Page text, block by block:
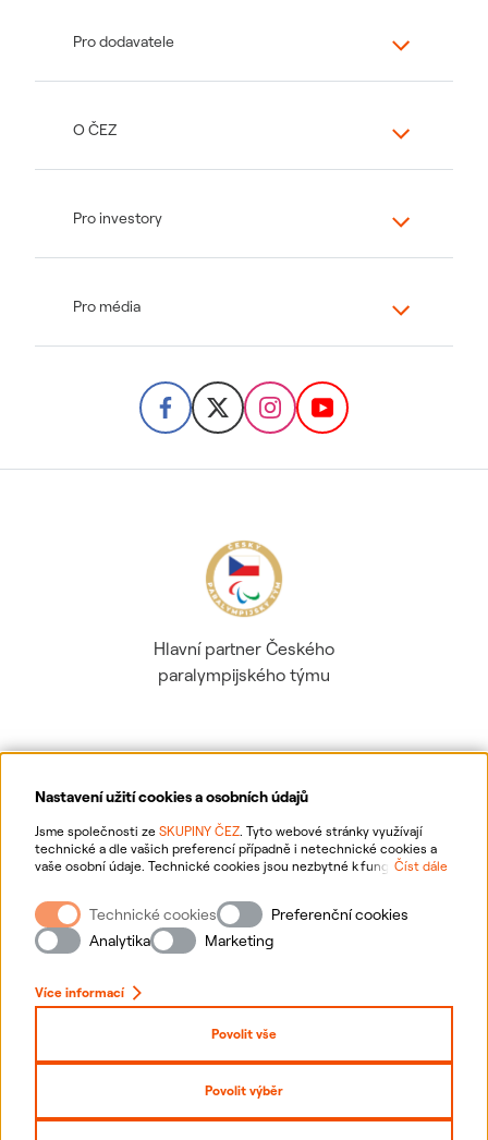
Nastavení užití cookies a osobních údajů
Jsme společnosti ze SKUPINY ČEZ. Tyto webové stránky využívají
technické a dle vašich preferencí případně i netechnické cookies a
vaše osobní údaje. Technické cookies jsou nezbytné k fungování
webové stránky vašim preferencím, k personalizaci reklam a analytice.
Pro sběr a zpracování netechnických cookies a vašich osobních údajů
nám můžete udělit souhlas. Bližší informace o vašich právech,
zpracování osobních údajů, včetně možnosti odvolání udělených
Číst dále
Technické cookies
Preferenční cookies
Analytika
Marketing
Více informací
Povolit vše
Povolit výběr
Pro dodavatele
O ČEZ
Pro investory
Pro média
Hlavní partner Českého
paralympijského týmu
Ochrana osobních údajů
Informace o webu
Nastavení cookies
Přihlásit se
Prohlášení o přístupnosti